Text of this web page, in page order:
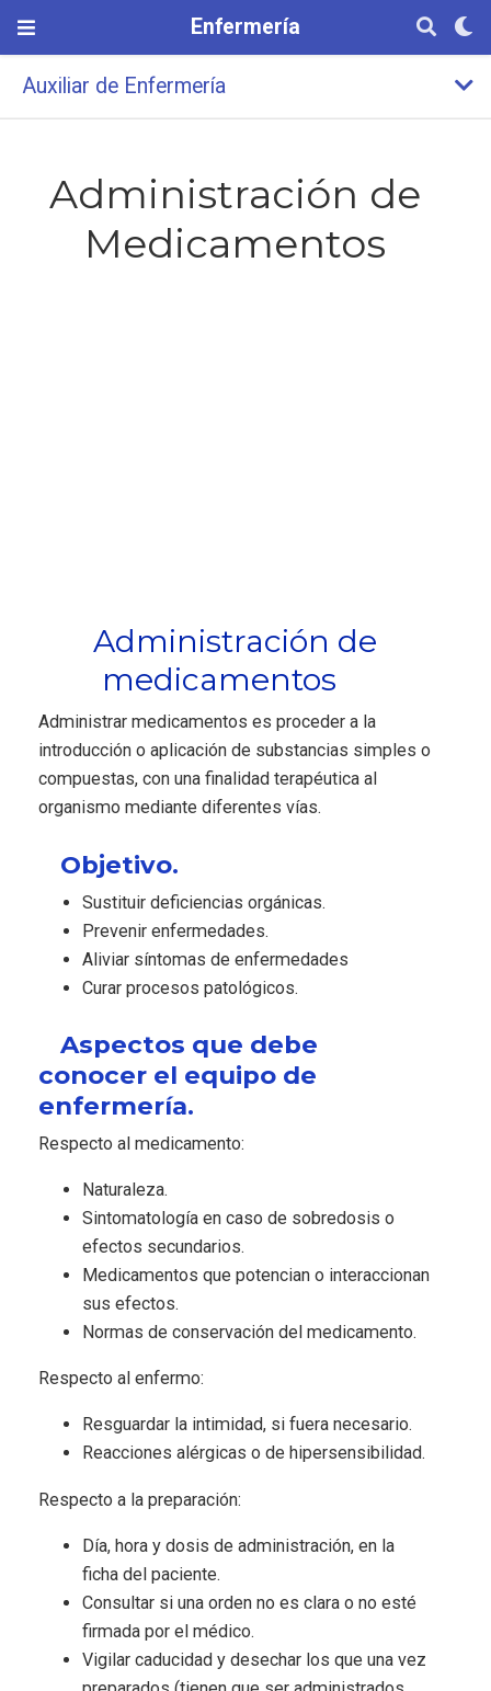
Enfermería
Auxiliar de Enfermería
Administración de
Medicamentos
Administración de
medicamentos
Administrar medicamentos es proceder a la
introducción o aplicación de substancias simples o
compuestas, con una finalidad terapéutica al
organismo mediante diferentes vías.
Objetivo.
Sustituir deficiencias orgánicas.
Prevenir enfermedades.
Aliviar síntomas de enfermedades
Curar procesos patológicos.
Aspectos que debe
conocer el equipo de
enfermería.
Respecto al medicamento:
Naturaleza.
Sintomatología en caso de sobredosis o
efectos secundarios.
Medicamentos que potencian o interaccionan
sus efectos.
Normas de conservación del medicamento.
Respecto al enfermo:
Resguardar la intimidad, si fuera necesario.
Reacciones alérgicas o de hipersensibilidad.
Respecto a la preparación:
Día, hora y dosis de administración, en la
ficha del paciente.
Consultar si una orden no es clara o no esté
firmada por el médico.
Vigilar caducidad y desechar los que una vez